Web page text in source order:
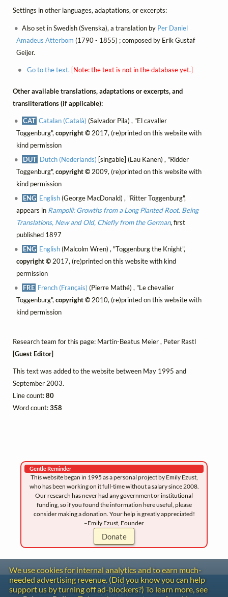
Settings in other languages, adaptations, or excerpts:
Also set in Swedish (Svenska), a translation by Per Daniel
Amadeus Atterbom (1790 - 1855) ; composed by Erik Gustaf
Geijer.
Go to the text. [Note: the text is not in the database yet.]
Other available translations, adaptations or excerpts, and
transliterations (if applicable):
CAT Catalan (Català) (Salvador Pila) , "El cavaller
Toggenburg", copyright ©2017, (re)printed on this website with
kind permission
DUT Dutch (Nederlands) [singable] (Lau Kanen) , "Ridder
Toggenburg", copyright ©2009, (re)printed on this website with
kind permission
ENG English(George MacDonald) , "Ritter Toggenburg",
appears in Rampolli: Growths from a Long Planted Root. Being
Translations, New and Old, Chiefly from the German, first
published 1897
ENG English(Malcolm Wren) , "Toggenburg the Knight",
copyright ©2017, (re)printed on this website with kind
permission
FRE French (Français) (Pierre Mathé) , "Le chevalier
Toggenburg", copyright ©2010, (re)printed on this website with
kind permission
Research team for this page: Martin-Beatus Meier , Peter Rastl
[Guest Editor]
This text was added to the website between May 1995 and
September 2003.
Line count:80
Word count:358
Gentle Reminder
This website began in 1995 as a personal project by Emily Ezust,
who has been working on it full-time without a salary since 2008.
Our research has never had any government or institutional
funding, so if you found the information here useful, please
consider making a donation. Your help is greatly appreciated!
–Emily Ezust, Founder
Donate
We use cookies for internal analytics and to earn much-
needed advertising revenue. (Did you know you can help
support us by turning off ad-blockers?) To learn more, see
Contact
Copyright